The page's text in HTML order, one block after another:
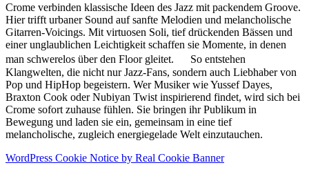
Crome verbinden klassische Ideen des Jazz mit packendem Groove.
Hier trifft urbaner Sound auf sanfte Melodien und melancholische
Gitarren-Voicings. Mit virtuosen Soli, tief drückenden Bässen und
einer unglaublichen Leichtigkeit schaffen sie Momente, in denen
man schwerelos über den Floor gleitet. So entstehen
Klangwelten, die nicht nur Jazz-Fans, sondern auch Liebhaber von
Pop und HipHop begeistern. Wer Musiker wie Yussef Dayes,
Braxton Cook oder Nubiyan Twist inspirierend findet, wird sich bei
Crome sofort zuhause fühlen. Sie bringen ihr Publikum in
Bewegung und laden sie ein, gemeinsam in eine tief
melancholische, zugleich energiegelade Welt einzutauchen.
WordPress Cookie Notice by Real Cookie Banner